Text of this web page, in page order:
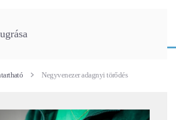
Negyvenezer adagnyi törődés